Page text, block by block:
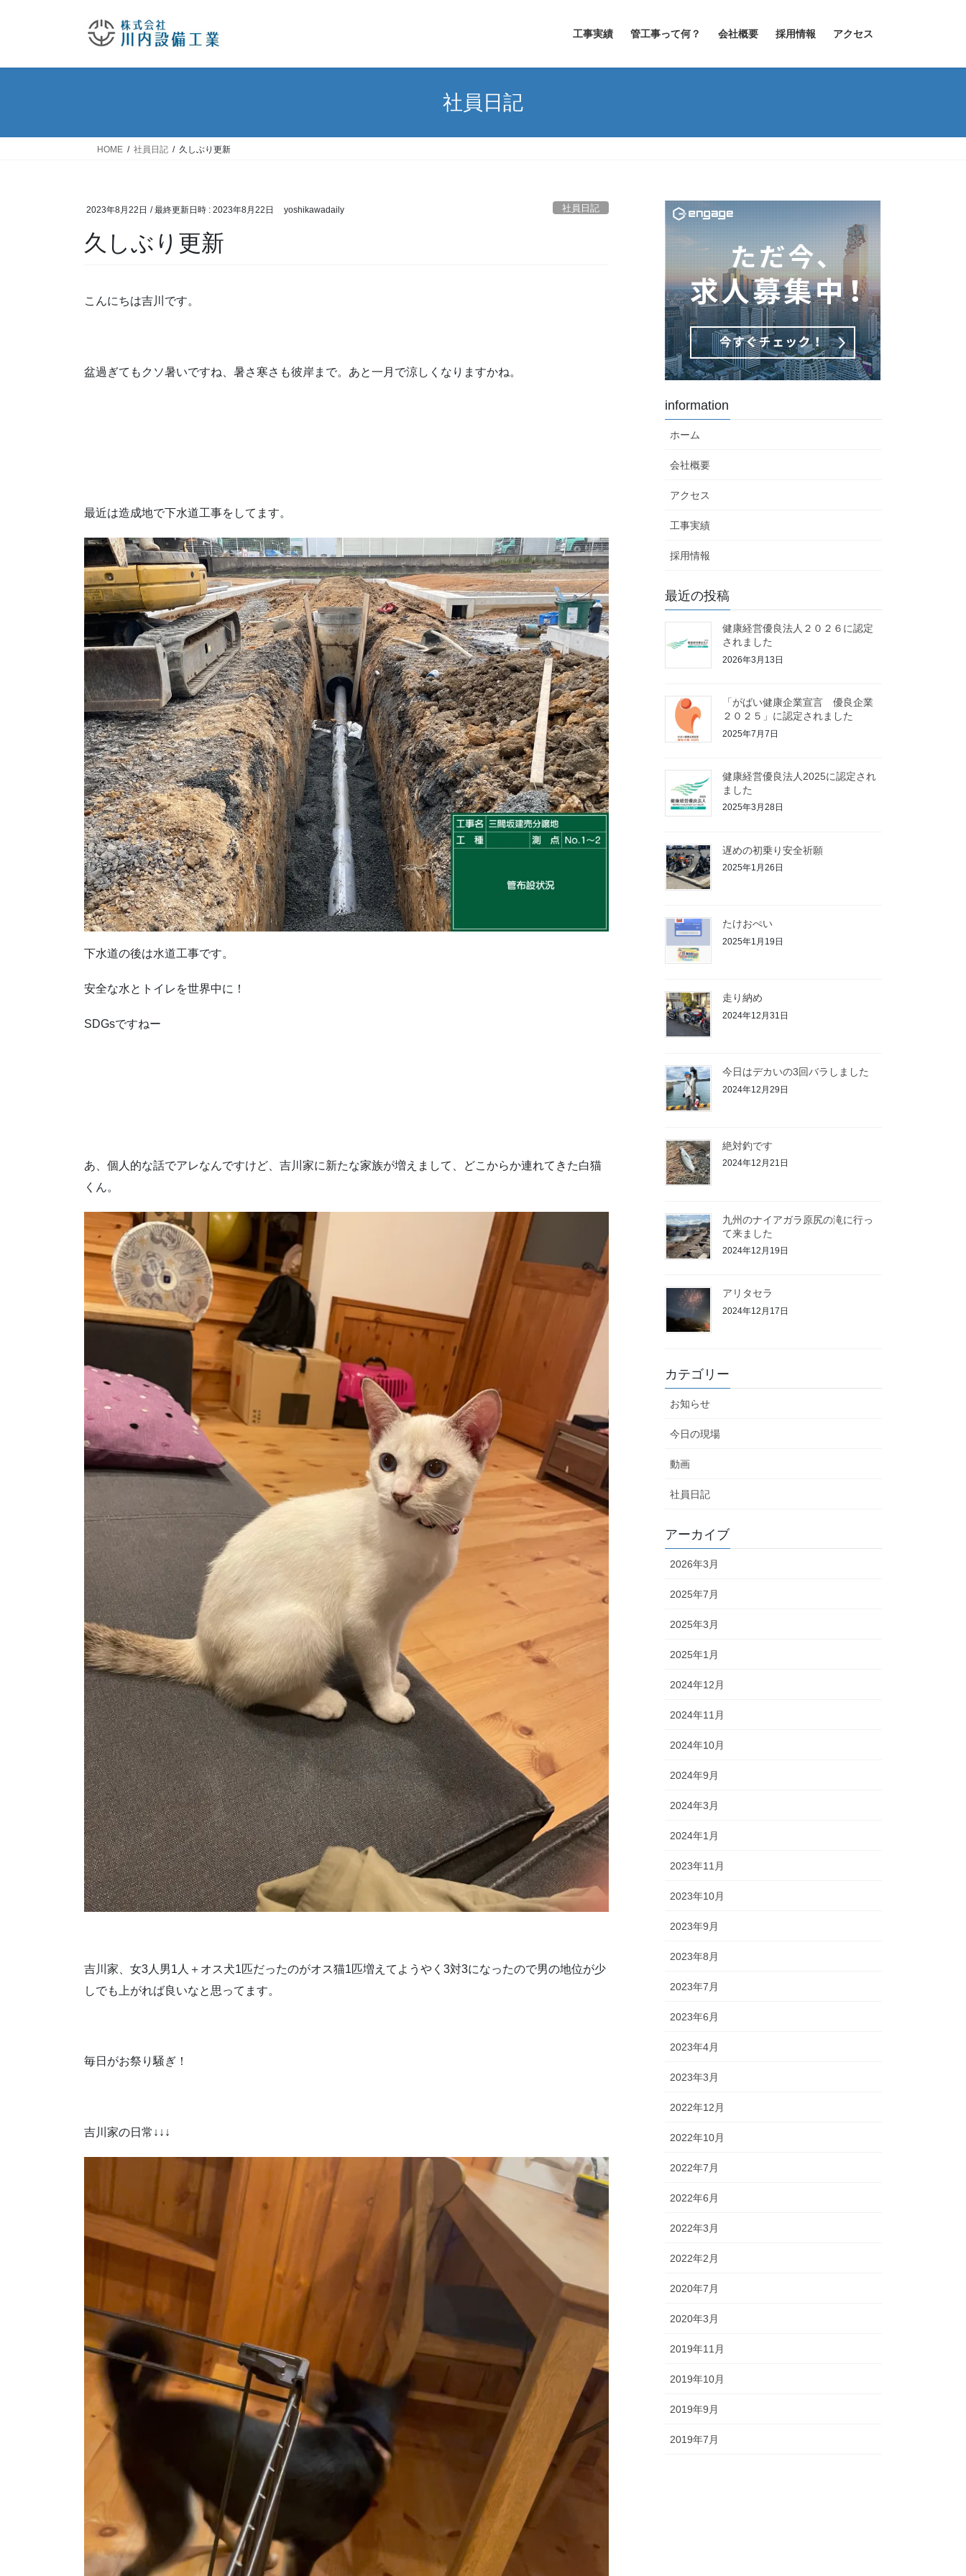
工事実績 管工事って何？ 会社概要 採用情報 アクセス
社員日記
HOME 社員日記 久しぶり更新
2023年8月22日 / 最終更新日時 : 2023年8月22日 yoshikawadaily 社員日記
久しぶり更新
こんにちは吉川です。
盆過ぎてもクソ暑いですね、暑さ寒さも彼岸まで。あと一月で涼しくなりますかね。
最近は造成地で下水道工事をしてます。
下水道の後は水道工事です。
安全な水とトイレを世界中に！
SDGsですねー
あ、個人的な話でアレなんですけど、吉川家に新たな家族が増えまして、どこからか連れてきた白猫
くん。
吉川家、女3人男1人＋オス犬1匹だったのがオス猫1匹増えてようやく3対3になったので男の地位が少
しでも上がれば良いなと思ってます。
毎日がお祭り騒ぎ！
吉川家の日常↓↓↓
information
ホーム
会社概要
アクセス
工事実績
採用情報
最近の投稿
健康経営優良法人２０２６に認定
されました
2026年3月13日
「がばい健康企業宣言 優良企業
２０２５」に認定されました
2025年7月7日
健康経営優良法人2025に認定され
ました
2025年3月28日
遅めの初乗り安全祈願
2025年1月26日
たけおぺい
2025年1月19日
走り納め
2024年12月31日
今日はデカいの3回バラしました
2024年12月29日
絶対釣です
2024年12月21日
九州のナイアガラ原尻の滝に行っ
て来ました
2024年12月19日
アリタセラ
2024年12月17日
カテゴリー
お知らせ
今日の現場
動画
社員日記
アーカイブ
2026年3月
2025年7月
2025年3月
2025年1月
2024年12月
2024年11月
2024年10月
2024年9月
2024年3月
2024年1月
2023年11月
2023年10月
2023年9月
2023年8月
2023年7月
2023年6月
2023年4月
2023年3月
2022年12月
2022年10月
2022年7月
2022年6月
2022年3月
2022年2月
2020年7月
2020年3月
2019年11月
2019年10月
2019年9月
2019年7月